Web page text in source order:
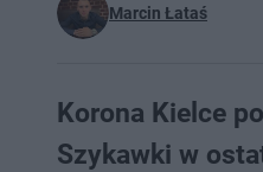
Marcin Łataś
Korona Kielce
Szykawki w